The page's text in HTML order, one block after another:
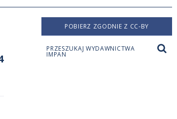
POBIERZ ZGODNIE Z CC-BY
PRZESZUKAJ WYDAWNICTWA
IMPAN